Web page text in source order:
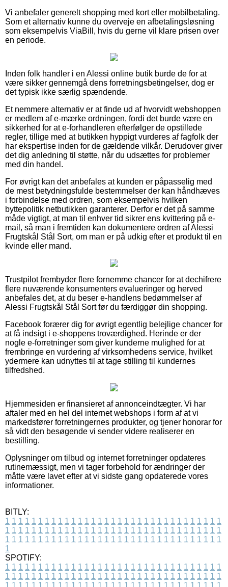
Vi anbefaler generelt shopping med kort eller mobilbetaling.
Som et alternativ kunne du overveje en afbetalingsløsning
som eksempelvis ViaBill, hvis du gerne vil klare prisen over
en periode.
Inden folk handler i en Alessi online butik burde de for at
være sikker gennemgå dens forretningsbetingelser, dog er
det typisk ikke særlig spændende.
Et nemmere alternativ er at finde ud af hvorvidt webshoppen
er medlem af e-mærke ordningen, fordi det burde være en
sikkerhed for at e-forhandleren efterfølger de opstillede
regler, tillige med at butikken hyppigt vurderes af fagfolk der
har ekspertise inden for de gældende vilkår. Derudover giver
det dig anledning til støtte, når du udsættes for problemer
med din handel.
For øvrigt kan det anbefales at kunden er påpasselig med
de mest betydningsfulde bestemmelser der kan håndhæves
i forbindelse med ordren, som eksempelvis hvilken
byttepolitik netbutikken garanterer. Derfor er det på samme
måde vigtigt, at man til enhver tid sikrer ens kvittering på e-
mail, så man i fremtiden kan dokumentere ordren af Alessi
Frugtskål Stål Sort, om man er på udkig efter et produkt til en
kvinde eller mand.
Trustpilot frembyder flere fornemme chancer for at dechifrere
flere nuværende konsumenters evalueringer og herved
anbefales det, at du beser e-handlens bedømmelser af
Alessi Frugtskål Stål Sort før du færdiggør din shopping.
Facebook forærer dig for øvrigt egentlig belejlige chancer for
at få indsigt i e-shoppens troværdighed. Herinde er der
nogle e-forretninger som giver kunderne mulighed for at
frembringe en vurdering af virksomhedens service, hvilket
ydermere kan udnyttes til at tage stilling til kundernes
tilfredshed.
Hjemmesiden er finansieret af annonceindtægter. Vi har
aftaler med en hel del internet webshops i form af at vi
markedsfører forretningernes produkter, og tjener honorar for
så vidt den besøgende vi sender videre realiserer en
bestilling.
Oplysninger om tilbud og internet forretninger opdateres
rutinemæssigt, men vi tager forbehold for ændringer der
måtte være lavet efter at vi sidste gang opdaterede vores
informationer.
BITLY:
1 1 1 1 1 1 1 1 1 1 1 1 1 1 1 1 1 1 1 1 1 1 1 1 1 1 1 1 1 1 1 1 1
1 1 1 1 1 1 1 1 1 1 1 1 1 1 1 1 1 1 1 1 1 1 1 1 1 1 1 1 1 1 1 1 1
1 1 1 1 1 1 1 1 1 1 1 1 1 1 1 1 1 1 1 1 1 1 1 1 1 1 1 1 1 1 1 1 1
1
SPOTIFY:
1 1 1 1 1 1 1 1 1 1 1 1 1 1 1 1 1 1 1 1 1 1 1 1 1 1 1 1 1 1 1 1 1
1 1 1 1 1 1 1 1 1 1 1 1 1 1 1 1 1 1 1 1 1 1 1 1 1 1 1 1 1 1 1 1 1
1 1 1 1 1 1 1 1 1 1 1 1 1 1 1 1 1 1 1 1 1 1 1 1 1 1 1 1 1 1 1 1 1